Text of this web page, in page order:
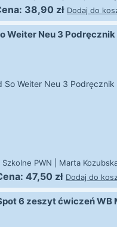
38,90 zł Dodaj do
Weiter Neu 3 Podręcznik
PWN
Marta
Lucyna Zastąpiło
47,50 zł Dodaj do
6 zeszyt ćwiczeń WB